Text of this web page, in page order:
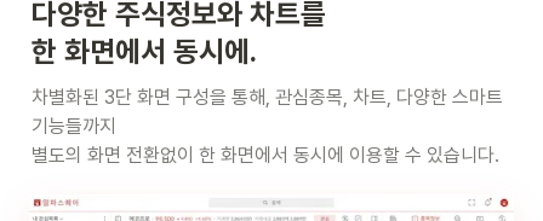
한 화면에서 동시에.
차별화된 3단 화면 구성을 통해, 관심종목, 차트, 다양한 스마트
기능들까지
별도의 화면 전환없이 한 화면에서 동시에 이용할 수 있습니다.